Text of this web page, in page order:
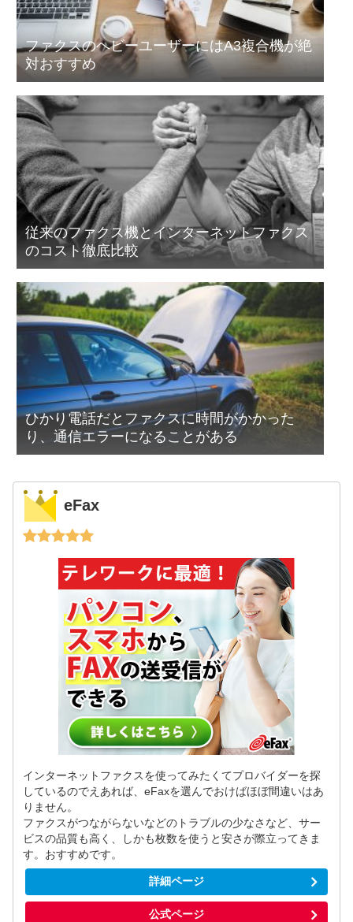
ファクスのヘビーユーザーにはA3複合機が絶
対おすすめ
従来のファクス機とインターネットファクス
のコスト徹底比較
ひかり電話だとファクスに時間がかかった
り、通信エラーになることがある
eFax
インターネットファクスを使ってみたくてプロバイダーを探
しているのでえあれば、eFaxを選んでおけばほぼ間違いはあ
りません。
ファクスがつながらないなどのトラブルの少なさなど、サー
ビスの品質も高く、しかも枚数を使うと安さが際立ってきま
す。おすすめです。
詳細ページ
公式ページ